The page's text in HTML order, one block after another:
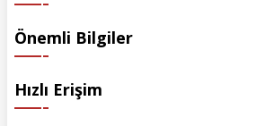
Önemli Bilgiler
Hızlı Erişim